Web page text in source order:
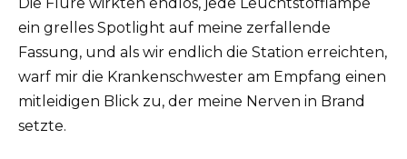
Die Flure wirkten endlos, jede Leuchtstofflampe
ein grelles Spotlight auf meine zerfallende
Fassung, und als wir endlich die Station erreichten,
warf mir die Krankenschwester am Empfang einen
mitleidigen Blick zu, der meine Nerven in Brand
setzte.